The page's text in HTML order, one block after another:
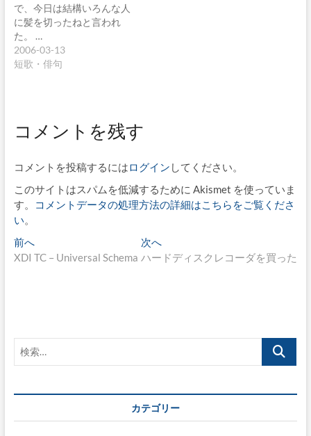
で、今日は結構いろんな人
に髪を切ったねと言われ
た。 …
2006-03-13
短歌・俳句
コメントを残す
コメントを投稿するにはログイン してください。
このサイトはスパムを低減するために Akismet を使っていま
す。
コメントデータの処理方法の詳細はこちらをご覧くださ
い。
投
稿
ゲ
ー
ョ
ン
前へ過
去
XDI TC – Universal Schema
次へ
の
ハードディスクレコーダを買った
カテゴリー